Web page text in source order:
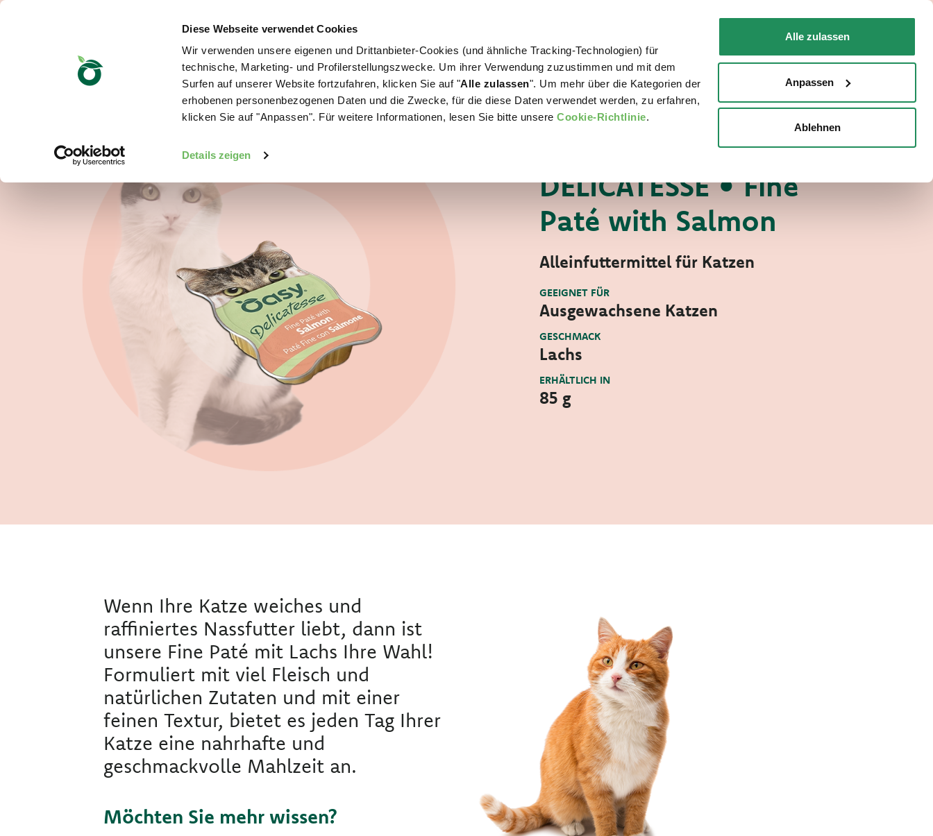
Diese Webseite verwendet Cookies
Wir verwenden unsere eigenen und Drittanbieter-Cookies (und ähnliche Tracking-Technologien) für
technische, Marketing- und Profilerstellungszwecke. Um ihrer Verwendung zuzustimmen und mit dem
Surfen auf unserer Website fortzufahren, klicken Sie auf "Alle zulassen". Um mehr über die Kategorien der
erhobenen personenbezogenen Daten und die Zwecke, für die diese Daten verwendet werden, zu erfahren,
klicken Sie auf "Anpassen". Für weitere Informationen, lesen Sie bitte unsereCookie-Richtlinie.
Details zeigen
Alle zulassen
Anpassen
Ablehnen
Kontakt
WORLD OF LOVE FÜR IHREN HUND FÜR IHRE KATZE WO ZU KAUFEN
DELICATESSE • Fine
Paté with Salmon
Alleinfuttermittel für Katzen
GEEIGNET FÜR
Ausgewachsene Katzen
GESCHMACK
Lachs
ERHÄLTLICH IN
85 g
Wenn Ihre Katze weiches und
raffiniertes Nassfutter liebt, dann ist
unsere Fine Paté mit Lachs Ihre Wahl!
Formuliert mit viel Fleisch und
natürlichen Zutaten und mit einer
feinen Textur, bietet es jeden Tag Ihrer
Katze eine nahrhafte und
geschmackvolle Mahlzeit an.
Möchten Sie mehr wissen?